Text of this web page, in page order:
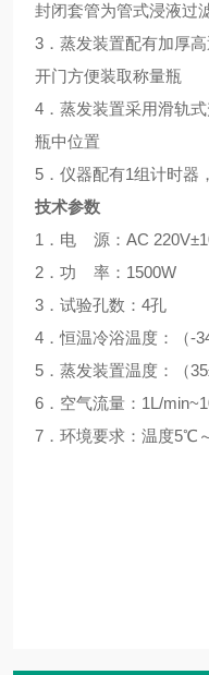
封闭套管为管式浸液过
3．蒸发装置配有加厚
开门方便装取称量瓶
4．蒸发装置采用滑轨
瓶中位置
5 ．仪器配有1组计时器
技术参数
1．电 源： AC
2．功
率： 1500W
3．试验孔数：4孔
4．恒温冷浴温度：（-
5．蒸发装置温度：（
6．空气流量：1L/
7．环境要求：温度5℃